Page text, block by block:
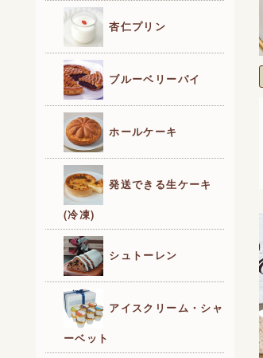
杏仁プリン
ブルーベリーパイ
ホールケーキ
発送できる生ケーキ
(冷凍)
シュトーレン
アイスクリーム・シャ
ーベット